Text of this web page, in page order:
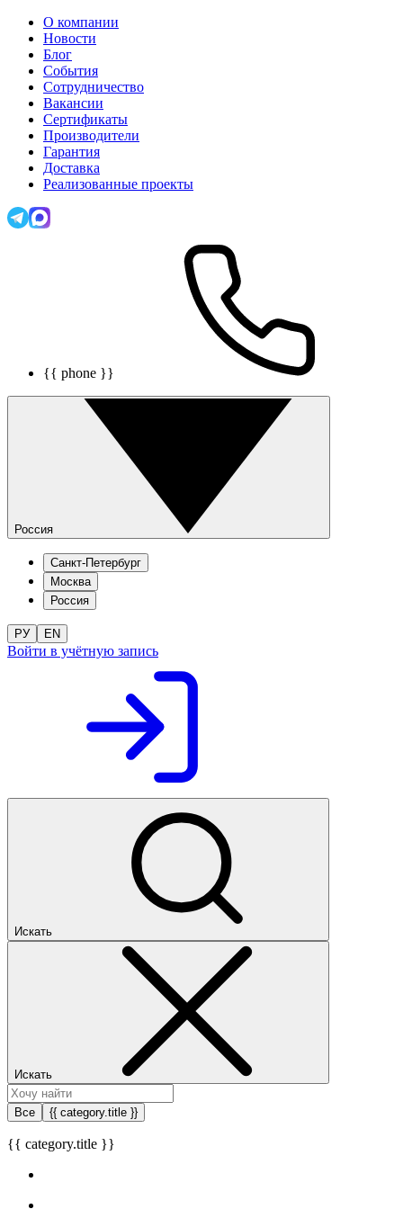
О компании
Новости
Блог
События
Сотрудничество
Вакансии
Сертификаты
Производители
Гарантия
Доставка
Реализованные проекты
{{ phone }}
Россия
Санкт-Петербург
Москва
Россия
РУ EN
Войти в учётную запись
Искать
Искать
Все {{ category.title }}
{{ category.title }}